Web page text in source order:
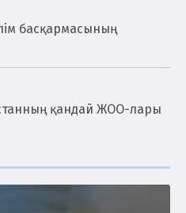
басқармасының
қандай ЖОО-лары